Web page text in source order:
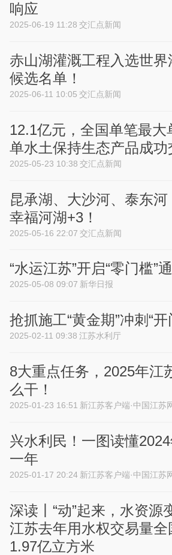
响应
2025-06-19 11:28 交汇点新闻
赤山湖灌溉工程入选世
候选名单！
2025-06-11 10:05 交汇点新闻
12.1亿元，全国单笔最大
单水土保持生态产品成功
2025-05-23 10:38 交汇点新闻
昆承湖、大沙河、泰东
幸福河湖+3！
2025-05-16 22:07 交汇点新闻
“水运江苏”开启“零门槛”
2025-05-08 09:07 新华日报
抢抓施工“黄金期”冲刺“开
2025-02-11 09:38 江苏水利厅
8大重点任务，2025年江
么干！
2025-01-23 16:51 新江苏客户端·中国江苏
兴水利民！一图读懂
一年
2025-01-17 20:24 新江苏客户端·中国江苏
深读丨“动”起来，水资
江苏去年用水权交易量全
1.97亿立方米